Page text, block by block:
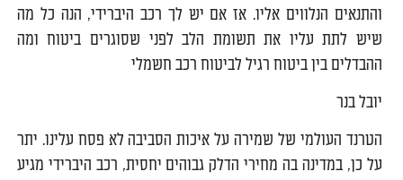
והתנאים הנלווים אליו. אז אם יש לך רכב היברידי, הנה כל מה
שיש לתת עליו את תשומת הלב לפני שסוגרים ביטוח ומה
ההבדלים בין ביטוח רגיל לביטוח רכב חשמלי
יובל בנר
הטרנד העולמי של שמירה על איכות הסביבה לא פסח עלינו. יתר
על כן, במדינה בה מחירי הדלק גבוהים יחסית, רכב היברידי מגיע